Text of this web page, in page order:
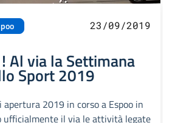
23/09/2019
Al via la Settimana
Sport 2019
apertura 2019 in corso a Espoo in
ufficialmente il via le attività legate